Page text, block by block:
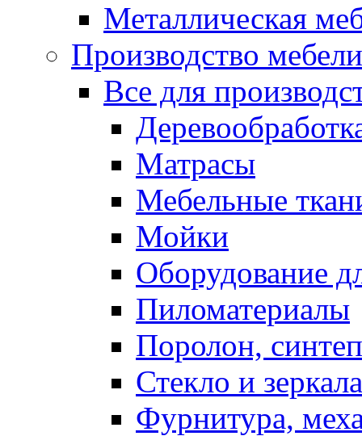
Металлическая
Производство мебели
Все для
Матрасы
Мебельные
Мойки
Оборудование
Пиломатериалы
Поролон,
Стекло и зеркала
Фурнитура,